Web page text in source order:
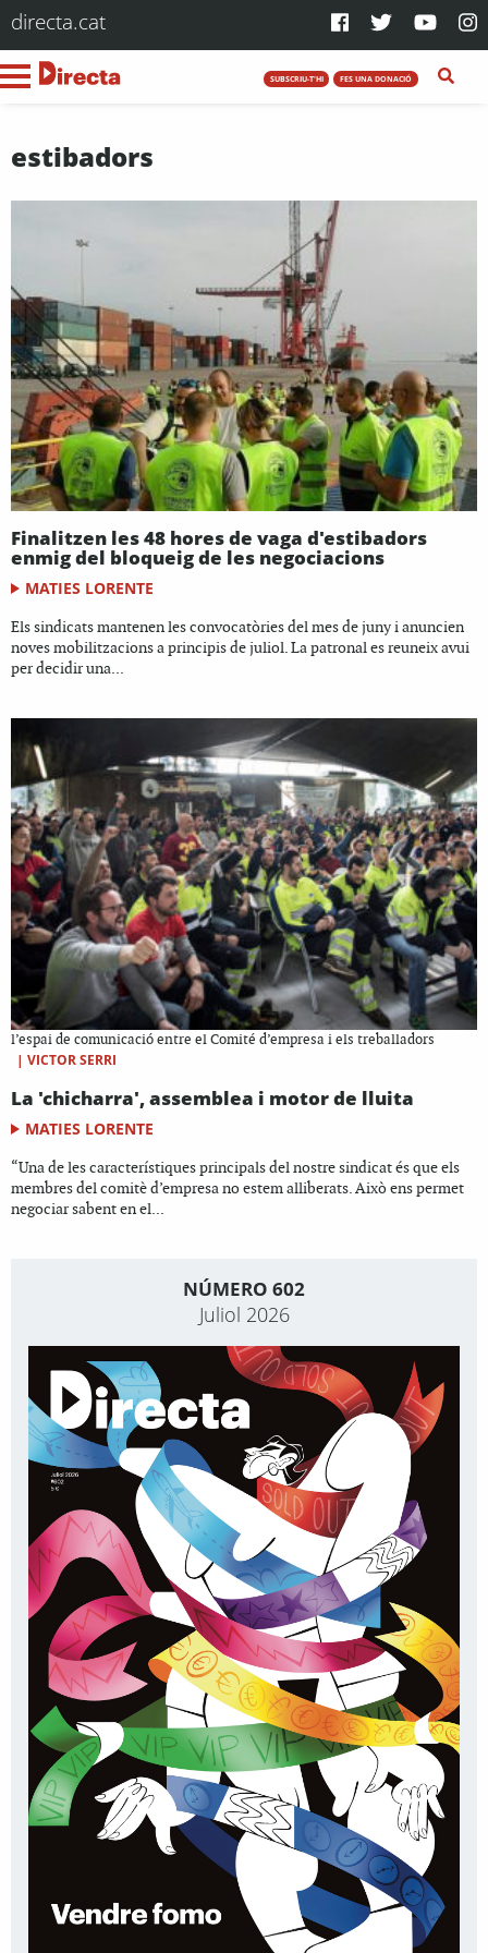
directa.cat
SUBSCRIU-T'HI FES UNA DONACIÓ
estibadors
Finalitzen les 48 hores de vaga d'estibadors
enmig del bloqueig de les negociacions
MATIES LORENTE
Els sindicats mantenen les convocatòries del mes de juny i anuncien
noves mobilitzacions a principis de juliol. La patronal es reuneix avui
per decidir una...
l’espai de comunicació entre el Comité d’empresa i els treballadors
| VICTOR SERRI
La 'chicharra', assemblea i motor de lluita
MATIES LORENTE
“Una de les característiques principals del nostre sindicat és que els
membres del comitè d’empresa no estem alliberats. Això ens permet
negociar sabent en el...
NÚMERO 602
Juliol 2026